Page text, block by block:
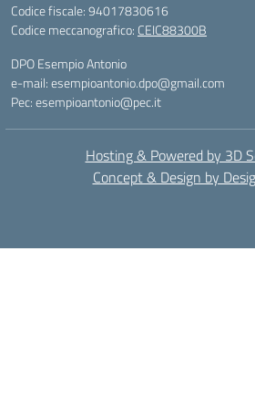
Codice fiscale: 94017830616
Codice meccanografico: CEIC88300B
DPO Esempio Antonio
e-mail: esempioantonio.dpo@gmail.com
Pec: esempioantonio@pec.it
Hosting & Powered by 3D
Concept & Design by